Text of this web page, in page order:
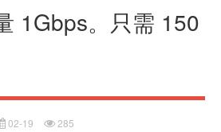
1Gbps。只需 150
02-19 285